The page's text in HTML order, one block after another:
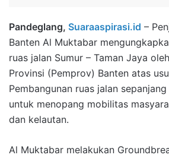
Pandeglang, Suaraaspirasi.id –
Banten Al Muktabar
ruas jalan Sumur – Taman Jaya
Provinsi (Pemprov) Banten atas
Pembangunan ruas jalan
untuk menopang mobilitas
dan kelautan.
Al Muktabar melakukan